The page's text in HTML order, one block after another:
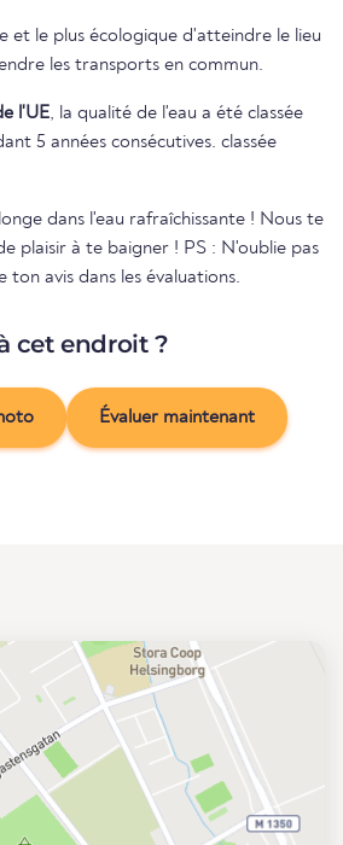
et le plus écologique d'atteindre le lieu
les transports en commun.
l'UE, la qualité de l'eau a été classée
au moins "bonne" pendant 5 années consécutives. classée
dans l'eau rafraîchissante ! Nous te
plaisir à te baigner ! PS : N'oublie pas
ton avis dans les évaluations.
cet endroit ?
Évaluer maintenant